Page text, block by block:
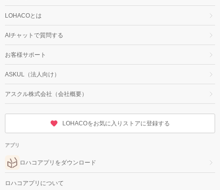
LOHACOとは
AIチャットで質問する
お客様サポート
ASKUL（法人向け）
アスクル株式会社（会社概要）
LOHACOをお気に入りストアに登録する
アプリ
ロハコアプリをダウンロード
ロハコアプリについて